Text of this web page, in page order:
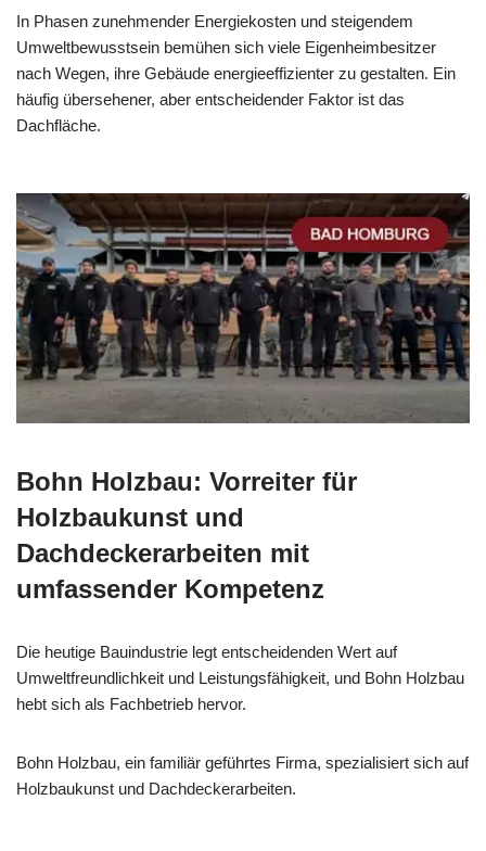
In Phasen zunehmender Energiekosten und steigendem
Umweltbewusstsein bemühen sich viele Eigenheimbesitzer
nach Wegen, ihre Gebäude energieeffizienter zu gestalten. Ein
häufig übersehener, aber entscheidender Faktor ist das
Dachfläche.
Bohn Holzbau: Vorreiter für
Holzbaukunst und
Dachdeckerarbeiten mit
umfassender Kompetenz
Die heutige Bauindustrie legt entscheidenden Wert auf
Umweltfreundlichkeit und Leistungsfähigkeit, und Bohn Holzbau
hebt sich als Fachbetrieb hervor.
Bohn Holzbau, ein familiär geführtes Firma, spezialisiert sich auf
Holzbaukunst und Dachdeckerarbeiten.